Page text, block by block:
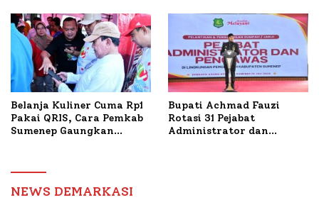
Dua Kecamatan
Belanja Kuliner Cuma Rp1
Pakai QRIS, Cara Pemkab
Sumenep Gaungkan
Bupati Achmad Fauzi
Rotasi 31 Pejabat
Administrator dan
NEWS DEMARKASI